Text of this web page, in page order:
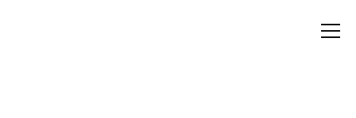
Info